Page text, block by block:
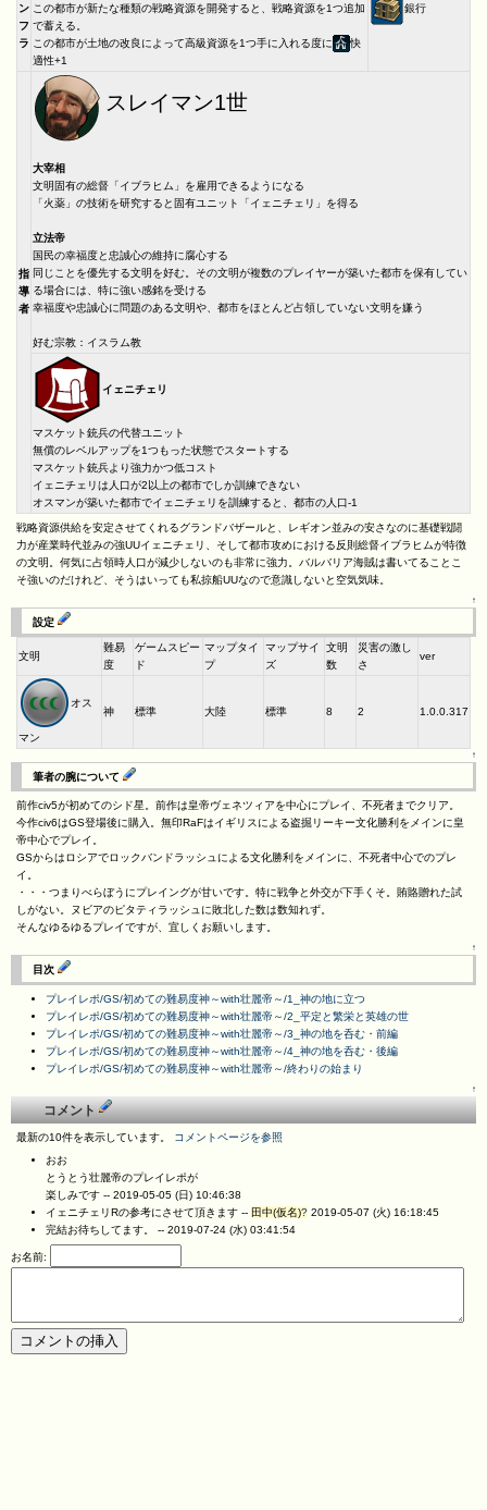
ン
フ
ラ
この都市が新たな種類の戦略資源を開発すると、戦略資源を1つ追加
で蓄える。
この都市が土地の改良によって高級資源を1つ手に入れる度に
快
適性+1
銀行
指
導
者
スレイマン1世
大宰相
文明固有の総督「イブラヒム」を雇用できるようになる
「火薬」の技術を研究すると固有ユニット「イェニチェリ」を得る
立法帝
国民の幸福度と忠誠心の維持に腐心する
同じことを優先する文明を好む。その文明が複数のプレイヤーが築いた都市を保有してい
る場合には、特に強い感銘を受ける
幸福度や忠誠心に問題のある文明や、都市をほとんど占領していない文明を嫌う
好む宗教：イスラム教
イェニチェリ
マスケット銃兵の代替ユニット
無償のレベルアップを1つもった状態でスタートする
マスケット銃兵より強力かつ低コスト
イェニチェリは人口が2以上の都市でしか訓練できない
オスマンが築いた都市でイェニチェリを訓練すると、都市の人口-1
戦略資源供給を安定させてくれるグランドバザールと、レギオン並みの安さなのに基礎戦闘
力が産業時代並みの強UUイェニチェリ、そして都市攻めにおける反則総督イブラヒムが特徴
の文明。何気に占領時人口が減少しないのも非常に強力。バルバリア海賊は書いてることこ
そ強いのだけれど、そうはいっても私掠船UUなので意識しないと空気気味。
↑
設定
文明
難易
度
ゲームスピー
ド
マップタイ
プ
マップサイ
ズ
文明
数
災害の激し
さ
ver
オス
マン
神 標準 大陸 標準 8 2 1.0.0.317
↑
筆者の腕について
前作civ5が初めてのシド星。前作は皇帝ヴェネツィアを中心にプレイ、不死者までクリア。
今作civ6はGS登場後に購入。無印RaFはイギリスによる盗掘リーキー文化勝利をメインに皇
帝中心でプレイ。
GSからはロシアでロックバンドラッシュによる文化勝利をメインに、不死者中心でのプレ
イ。
・・・つまりべらぼうにプレイングが甘いです。特に戦争と外交が下手くそ。賄賂贈れた試
しがない。ヌビアのピタティラッシュに敗北した数は数知れず。
そんなゆるゆるプレイですが、宜しくお願いします。
↑
目次
プレイレポ/GS/初めての難易度神～with壮麗帝～/1_神の地に立つ
プレイレポ/GS/初めての難易度神～with壮麗帝～/2_平定と繁栄と英雄の世
プレイレポ/GS/初めての難易度神～with壮麗帝～/3_神の地を呑む・前編
プレイレポ/GS/初めての難易度神～with壮麗帝～/4_神の地を呑む・後編
プレイレポ/GS/初めての難易度神～with壮麗帝～/終わりの始まり
↑
コメント
最新の10件を表示しています。 コメントページを参照
おお
とうとう壮麗帝のプレイレポが
楽しみです -- 2019-05-05 (日) 10:46:38
イェニチェリRの参考にさせて頂きます -- 田中(仮名)? 2019-05-07 (火) 16:18:45
完結お待ちしてます。 -- 2019-07-24 (水) 03:41:54
お名前: